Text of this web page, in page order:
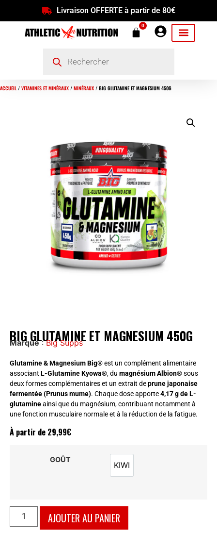
Livraison OFFERTE à partir de 80€
0
ACCUEIL/ VITAMINES ET MINÉRAUX / MINÉRAUX / BIG GLUTAMINE ET MAGNESIUM 450G
BIG GLUTAMINE ET MAGNESIUM 450G
Marque:Big Supps
Glutamine & Magnesium Big®est un complément alimentaire
associant L-Glutamine Kyowa®, du magnésium Albion®sous
deux formes complémentaires et un extrait deprune japonaise
fermentée (Prunus mume). Chaque dose apporte4,17 g de L-
glutamineainsi que du magnésium, contribuant notamment à
une fonction musculaire normale et à la réduction de la fatigue.
À partir de 29,99€
GOÛT
KIWI
AJOUTER AU PANIER